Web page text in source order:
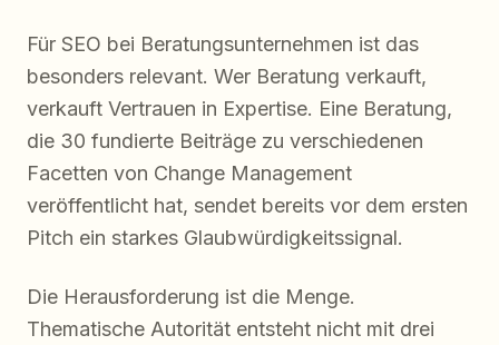
Für SEO bei Beratungsunternehmen ist das
besonders relevant. Wer Beratung verkauft,
verkauft Vertrauen in Expertise. Eine Beratung,
die 30 fundierte Beiträge zu verschiedenen
Facetten von Change Management
veröffentlicht hat, sendet bereits vor dem ersten
Pitch ein starkes Glaubwürdigkeitssignal.
Die Herausforderung ist die Menge.
Thematische Autorität entsteht nicht mit drei